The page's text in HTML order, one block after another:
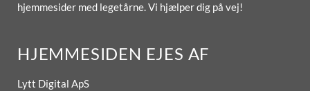
hjemmesider med legetårne. Vi hjælper dig på vej!
HJEMMESIDEN EJES AF
Lytt Digital ApS